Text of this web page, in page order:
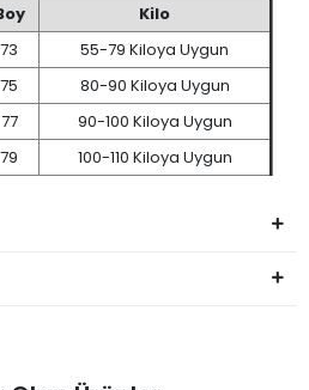
Kilo
73
55-79 Kiloya Uygun
75
80-90 Kiloya Uygun
77
90-100 Kiloya Uygun
79 100-110 Kiloya Uygun